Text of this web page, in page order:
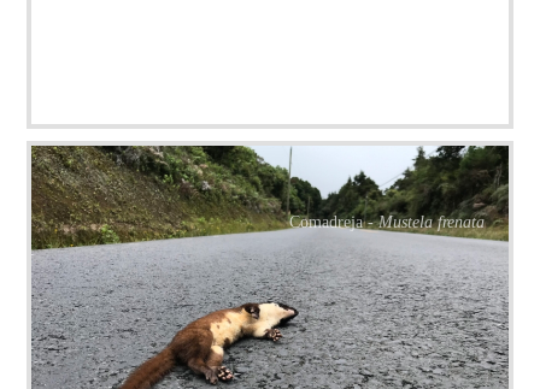
Comadreja -Mustela frenata